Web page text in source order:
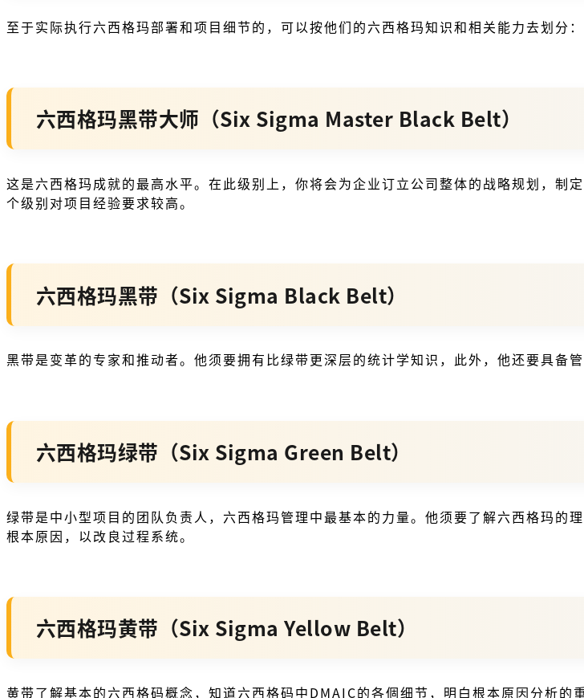
至于实际执行六西格玛部署和项目细节的，可以按他们的六西格玛知识和相关能力去划分：
六西格玛黑带大师（Six Sigma Master Black Belt）
这是六西格玛成就的最高水平。在此级别上，你将会为企业订立公司整体的战略规划，
个级别对项目经验要求较高。
六西格玛黑带（Six Sigma Black Belt）
黑带是变革的专家和推动者。他须要拥有比绿带更深层的统计学知识，此外，他还要具备
六西格玛绿带（Six Sigma Green Belt）
绿带是中小型项目的团队负责人，六西格玛管理中最基本的力量。他须要了解六西格玛
根本原因，以改良过程系统。
六西格玛黄带（Six Sigma Yellow Belt）
黄带了解基本的六西格码概念，知道六西格码中DMAIC的各個细节，明白根本原因分析的